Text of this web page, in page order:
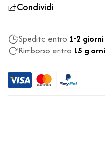
Condividi
Spedito entro 1-2 giorni
Rimborso entro 15 giorni